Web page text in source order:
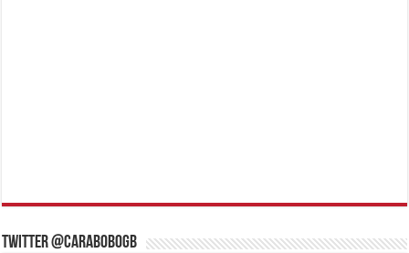
Twitter @CaraboboGB